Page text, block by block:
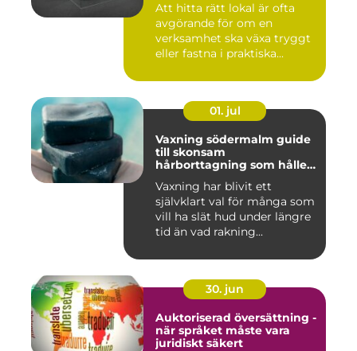
Att hitta rätt lokal är ofta
avgörande för om en
verksamhet ska växa tryggt
eller fastna i praktiska...
01. jul
Vaxning södermalm guide
till skonsam
hårborttagning som håller
Vaxning har blivit ett
självklart val för många som
vill ha slät hud under längre
tid än vad rakning...
30. jun
Auktoriserad översättning -
när språket måste vara
juridiskt säkert